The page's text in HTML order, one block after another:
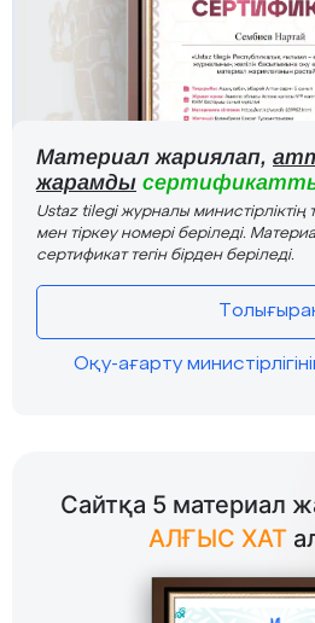
Материал жариялап,
жарамды
Ustaz tilegi журналы министірліктің
мен тіркеу номері беріледі.
сертификат тегін бірден беріледі.
Оқу-ағарту
Сайтқа 5 материал
АЛҒЫС ХАТ